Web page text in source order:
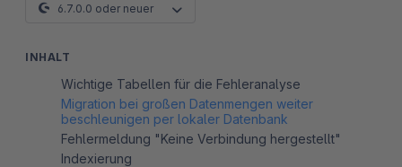
6.7.0.0 oder neuer
INHALT
Wichtige Tabellen für die Fehleranalyse
Migration bei großen Datenmengen weiter
beschleunigen per lokaler Datenbank
Fehlermeldung "Keine Verbindung hergestellt"
Indexierung